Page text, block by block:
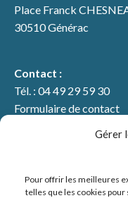
Gérer
Pour offrir les meilleures
telles que les cookies
Place Franck
30510 Générac
Contact :
Tél. : 04 49 29 59 30
Formulaire de contact